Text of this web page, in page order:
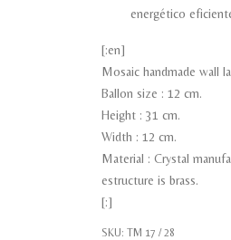
energético
[:en]
Mosaic handmade wall
Ballon size : 12 cm.
Height : 31 cm.
Width : 12 cm.
Material : Crystal
estructure is brass.
[:]
SKU: TM 17 / 28